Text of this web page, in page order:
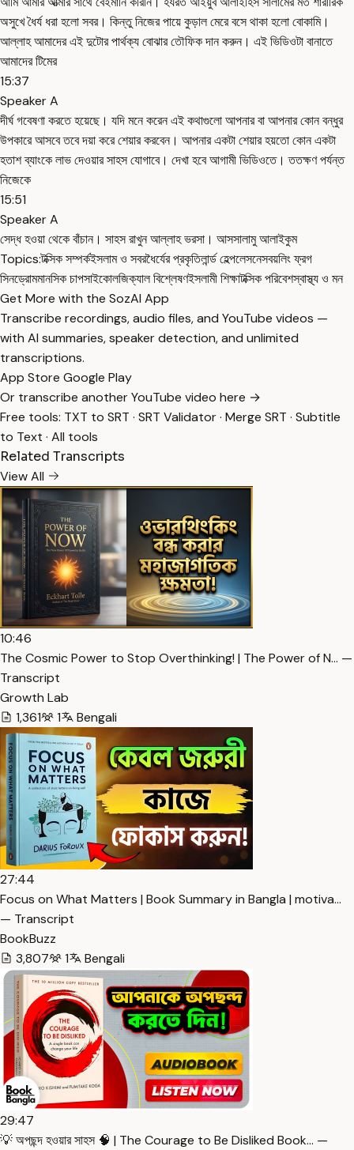
অসুখে ধৈর্য ধরা হলো সবর। কিন্তু নিজের পায়ে কুড়াল মেরে বসে থাকা হলো বোকামি।
আল্লাহ আমাদের এই দুটোর পার্থক্য বোঝার তৌফিক দান করুন। এই ভিডিওটা বানাতে
আমাদের টিমের
15:37
Speaker A
দীর্ঘ গবেষণা করতে হয়েছে। যদি মনে করেন এই কথাগুলো আপনার বা আপনার কোন বন্ধুর
উপকারে আসবে তবে দয়া করে শেয়ার করবেন। আপনার একটা শেয়ার হয়তো কোন একটা
হতাশ ব্যাংকে লাভ দেওয়ার সাহস যোগাবে। দেখা হবে আগামী ভিডিওতে। ততক্ষণ পর্যন্ত
নিজেকে
15:51
Speaker A
সেদ্ধ হওয়া থেকে বাঁচান। সাহস রাখুন আল্লাহ ভরসা। আসসালামু আলাইকুম
Topics:টক্সিক সম্পর্কইসলাম ও সবরধৈর্যের প্রকৃতিলার্ন্ড হেল্পলেসনেসবয়লিং ফ্রগ
সিনড্রোমমানসিক চাপসাইকোলজিক্যাল বিশ্লেষণইসলামী শিক্ষাটক্সিক পরিবেশস্বাস্থ্য ও মন
Get More with the SozAI App
Transcribe recordings, audio files, and YouTube videos —
with AI summaries, speaker detection, and unlimited
transcriptions.
App Store Google Play
Or transcribe another YouTube video here →
Free tools: TXT to SRT · SRT Validator· Merge SRT · Subtitle
to Text · All tools
Related Transcripts
View All
10:46
The Cosmic Power to Stop Overthinking! | The Power of N… —
Transcript
Growth Lab
1,361
1 Bengali
27:44
Focus on What Matters | Book Summary in Bangla | motiva…
— Transcript
BookBuzz
3,807
1 Bengali
29:47
💡 অপছন্দ হওয়ার সাহস 🧠 | The Courage to Be Disliked Book… —